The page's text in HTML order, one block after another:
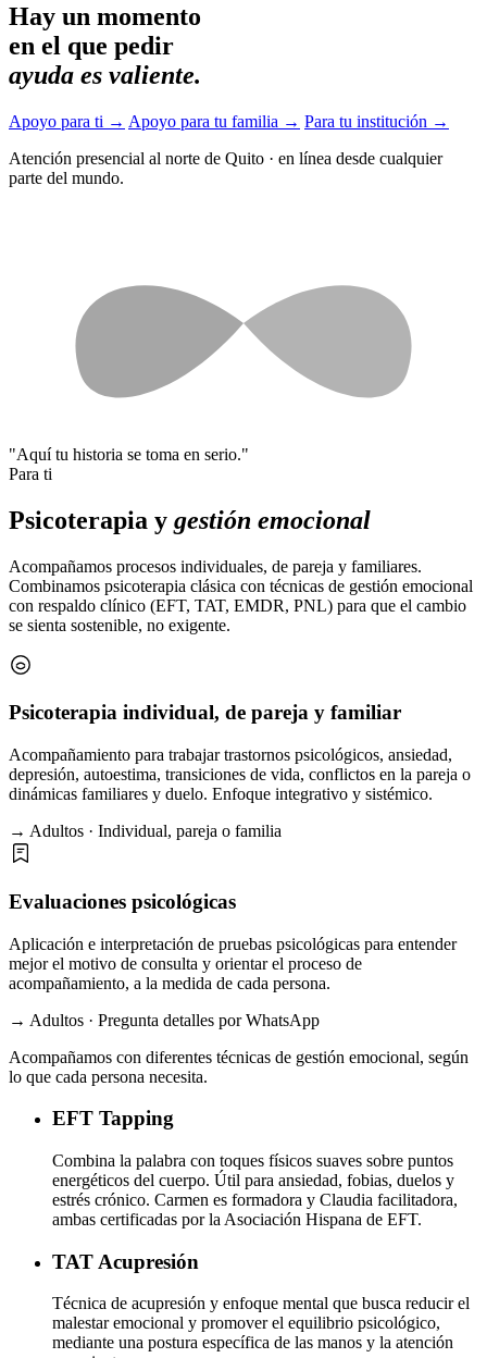
Hay un momento
en el que pedir
ayuda es valiente.
Apoyo para ti → Apoyo para tu familia → Para tu institución →
Atención presencial al norte de Quito · en línea desde cualquier
parte del mundo.
"Aquí tu historia se toma en serio."
Para ti
Psicoterapia y gestión emocional
Acompañamos procesos individuales, de pareja y familiares.
Combinamos psicoterapia clásica con técnicas de gestión emocional
con respaldo clínico (EFT, TAT, EMDR, PNL) para que el cambio
se sienta sostenible, no exigente.
Psicoterapia individual, de pareja y familiar
Acompañamiento para trabajar trastornos psicológicos, ansiedad,
depresión, autoestima, transiciones de vida, conflictos en la pareja o
dinámicas familiares y duelo. Enfoque integrativo y sistémico.
→ Adultos · Individual, pareja o familia
Evaluaciones psicológicas
Aplicación e interpretación de pruebas psicológicas para entender
mejor el motivo de consulta y orientar el proceso de
acompañamiento, a la medida de cada persona.
→ Adultos · Pregunta detalles por WhatsApp
Acompañamos con diferentes técnicas de gestión emocional, según
lo que cada persona necesita.
EFT Tapping
Combina la palabra con toques físicos suaves sobre puntos
energéticos del cuerpo. Útil para ansiedad, fobias, duelos y
estrés crónico. Carmen es formadora y Claudia facilitadora,
ambas certificadas por la Asociación Hispana de EFT.
TAT Acupresión
Técnica de acupresión y enfoque mental que busca reducir el
malestar emocional y promover el equilibrio psicológico,
mediante una postura específica de las manos y la atención